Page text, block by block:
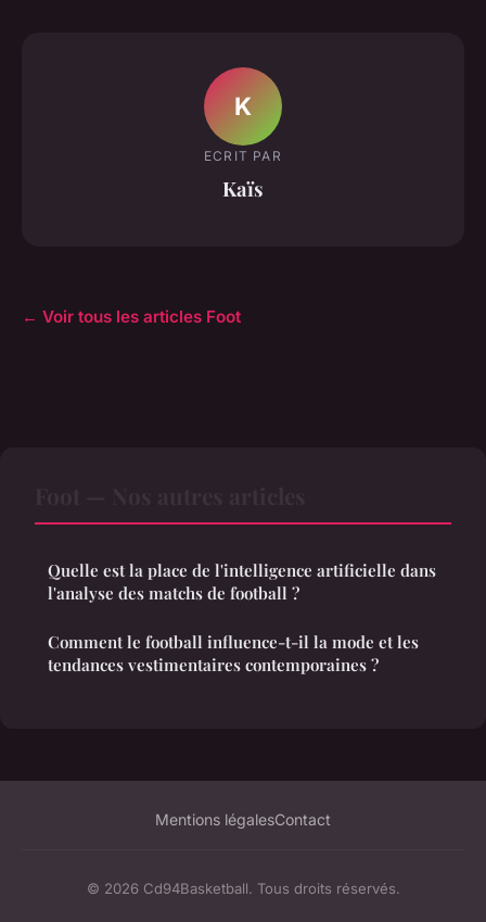
K
ECRIT PAR
Kaïs
← Voir tous les articles Foot
Quelle est la place de l'intelligence artificielle dans
l'analyse des matchs de football ?
Comment le football influence-t-il la mode et les
tendances vestimentaires contemporaines ?
Mentions légalesContact
© 2026 Cd94Basketball. Tous droits réservés.